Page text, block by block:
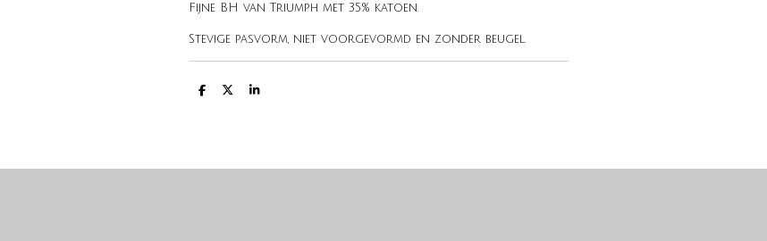
Fijne BH van Triumph met 35% katoen.
Stevige pasvorm, niet voorgevormd en zonder beugel.
D
D
S